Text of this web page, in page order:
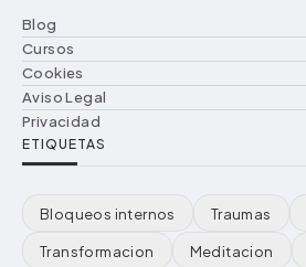
Blog
Cursos
Cookies
Aviso Legal
Privacidad
ETIQUETAS
Bloqueos internos Traumas
Transformacion Meditacion